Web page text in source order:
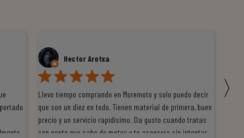
Hector Arotxa
Llevo tiempo comprando en Moremoto y solo puedo decir
que son un diez en todo. Tienen material de primera, buen
precio y un servicio rapidísimo. Da gusto cuando tratas
con gente que sabe de motos y te aconseja sin intentar
〉